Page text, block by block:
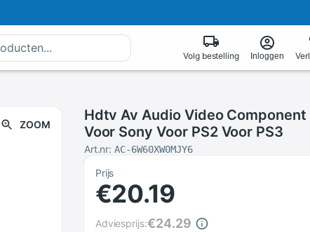
Volg bestelling Inloggen
ZOOM
Hdtv Av Audio Video Component
Voor Sony Voor PS2 Voor PS3
Art.nr:AC-6W60XW0MJY6
Prijs
€20.19
Adviesprijs:€24.29